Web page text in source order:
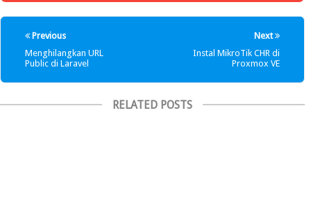
Next
Instal MikroTik CHR di
Proxmox VE
Previous
Menghilangkan URL
Public di Laravel
RELATED POSTS